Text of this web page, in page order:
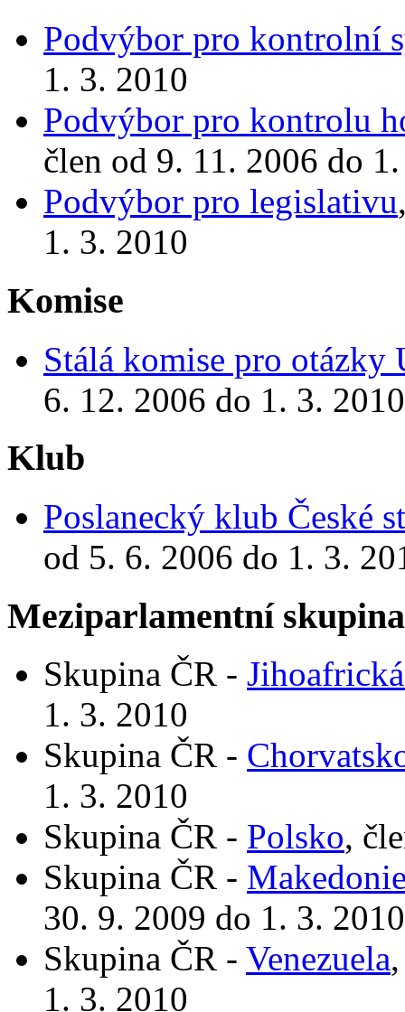
Podvýbor pro kontrolní
1. 3. 2010
Podvýbor pro kontrolu
člen od 9. 11. 2006 do
Podvýbor pro legislativu
1. 3. 2010
Komise
Stálá komise pro otázky
6. 12. 2006 do 1. 3. 2010
Klub
Poslanecký klub České
od 5. 6. 2006 do 1. 3.
Meziparlamentní
Skupina ČR -
1. 3. 2010
Skupina ČR -
1. 3. 2010
Skupina ČR - Polsko,
Skupina ČR -
30. 9. 2009 do 1. 3. 2010
Skupina ČR - Venezuela
1. 3. 2010